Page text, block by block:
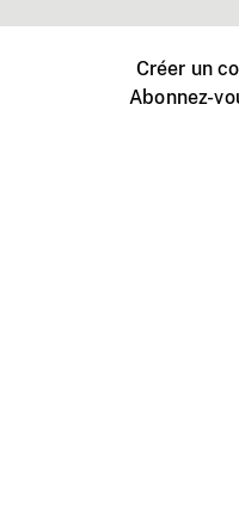
Créer un
Abonnez-